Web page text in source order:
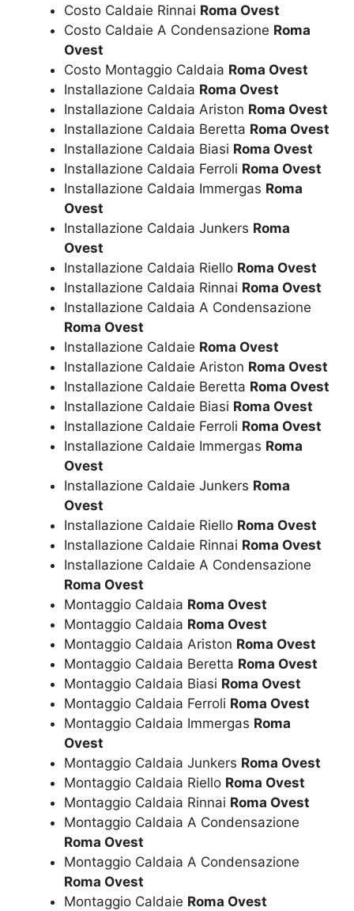
Costo Caldaie Rinnai Roma Ovest
Costo Caldaie A Condensazione Roma
Ovest
Costo Montaggio Caldaia Roma Ovest
Installazione Caldaia Roma Ovest
Installazione Caldaia Ariston Roma Ovest
Installazione Caldaia Beretta Roma Ovest
Installazione Caldaia Biasi Roma Ovest
Installazione Caldaia Ferroli Roma Ovest
Installazione Caldaia Immergas Roma
Ovest
Installazione Caldaia Junkers Roma
Ovest
Installazione Caldaia Riello Roma Ovest
Installazione Caldaia Rinnai Roma Ovest
Installazione Caldaia A Condensazione
Roma Ovest
Installazione Caldaie Roma Ovest
Installazione Caldaie Ariston Roma Ovest
Installazione Caldaie Beretta Roma Ovest
Installazione Caldaie Biasi Roma Ovest
Installazione Caldaie Ferroli Roma Ovest
Installazione Caldaie Immergas Roma
Ovest
Installazione Caldaie Junkers Roma
Ovest
Installazione Caldaie Riello Roma Ovest
Installazione Caldaie Rinnai Roma Ovest
Installazione Caldaie A Condensazione
Roma Ovest
Montaggio Caldaia Roma Ovest
Montaggio Caldaia Roma Ovest
Montaggio Caldaia Ariston Roma Ovest
Montaggio Caldaia Beretta Roma Ovest
Montaggio Caldaia Biasi Roma Ovest
Montaggio Caldaia Ferroli Roma Ovest
Montaggio Caldaia Immergas Roma
Ovest
Montaggio Caldaia Junkers Roma Ovest
Montaggio Caldaia Riello Roma Ovest
Montaggio Caldaia Rinnai Roma Ovest
Montaggio Caldaia A Condensazione
Roma Ovest
Montaggio Caldaia A Condensazione
Roma Ovest
Montaggio Caldaie Roma Ovest